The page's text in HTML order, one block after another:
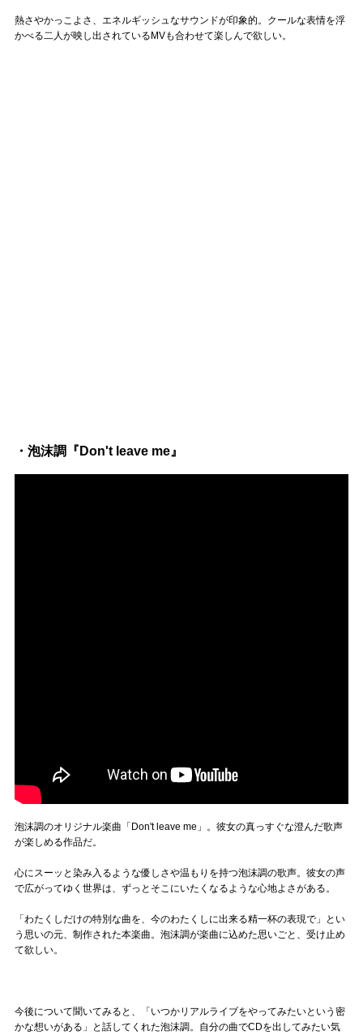
熱さやかっこよさ、エネルギッシュなサウンドが印象的。クールな表情を浮
かべる二人が映し出されているMVも合わせて楽しんで欲しい。
・泡沫調『Don't leave me』
泡沫調のオリジナル楽曲「Don't leave me」。彼女の真っすぐな澄んだ歌声
が楽しめる作品だ。
心にスーッと染み入るような優しさや温もりを持つ泡沫調の歌声。彼女の声
で広がってゆく世界は、ずっとそこにいたくなるような心地よさがある。
「わたくしだけの特別な曲を、今のわたくしに出来る精一杯の表現で」とい
う思いの元、制作された本楽曲。泡沫調が楽曲に込めた思いごと、受け止め
て欲しい。
今後について聞いてみると、「いつかリアルライブをやってみたいという密
かな想いがある」と話してくれた泡沫調。自分の曲でCDを出してみたい気